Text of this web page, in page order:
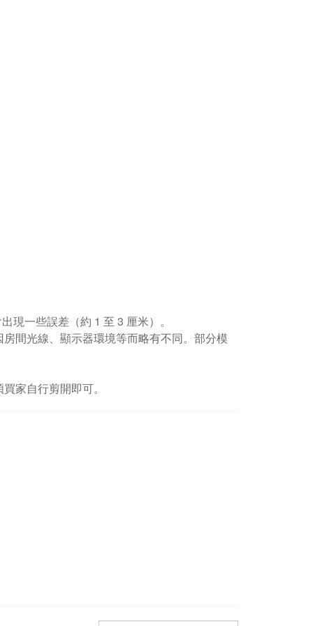
現一些誤差（約 1 至 3 厘米）。
間光線、顯示器環境等而略有不同。部分模
家自行剪開即可。